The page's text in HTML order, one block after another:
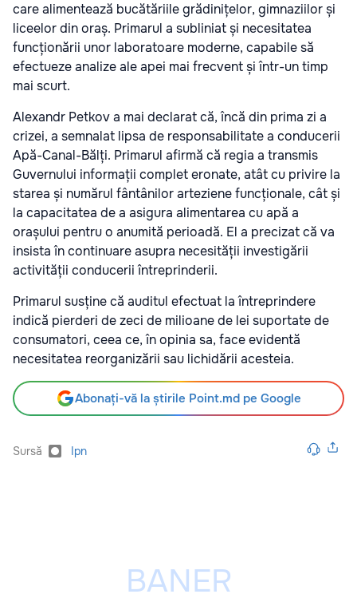
care alimentează bucătăriile grădinițelor, gimnaziilor și
liceelor din oraș. Primarul a subliniat și necesitatea
funcționării unor laboratoare moderne, capabile să
efectueze analize ale apei mai frecvent și într-un timp
mai scurt.
Alexandr Petkov a mai declarat că, încă din prima zi a
crizei, a semnalat lipsa de responsabilitate a conducerii
Apă-Canal-Bălți. Primarul afirmă că regia a transmis
Guvernului informații complet eronate, atât cu privire la
starea și numărul fântânilor arteziene funcționale, cât și
la capacitatea de a asigura alimentarea cu apă a
orașului pentru o anumită perioadă. El a precizat că va
insista în continuare asupra necesității investigării
activității conducerii întreprinderii.
Primarul susține că auditul efectuat la întreprindere
indică pierderi de zeci de milioane de lei suportate de
consumatori, ceea ce, în opinia sa, face evidentă
necesitatea reorganizării sau lichidării acesteia.
Abonați-vă la știrile Point.md pe Google
Sursă Ipn